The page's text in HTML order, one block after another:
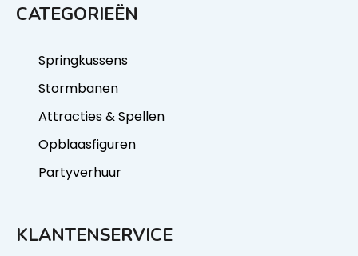
CATEGORIEËN
Springkussens
Stormbanen
Attracties & Spellen
Opblaasfiguren
Partyverhuur
KLANTENSERVICE